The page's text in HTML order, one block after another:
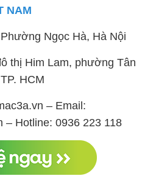
NAM
Ngọc Hà, Hà Nội
thị Him Lam, phường Tân
HCM
– Email:
– Hotline: 0936 223 118